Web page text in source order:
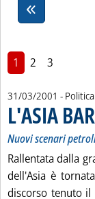
1 2 3
31/03/2001 -
L'ASIA
Nuovi scenari
Rallentata dalla
dell'Asia è
discorso tenuto